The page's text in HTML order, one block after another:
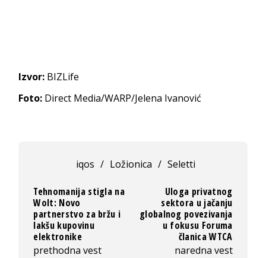
Izvor: BIZLife
Foto: Direct Media/WARP/Jelena Ivanović
iqos / Ložionica / Seletti
Tehnomanija stigla na
Wolt: Novo
partnerstvo za bržu i
lakšu kupovinu
elektronike
prethodna vest
Uloga privatnog
sektora u jačanju
globalnog povezivanja
u fokusu Foruma
članica WTCA
naredna vest